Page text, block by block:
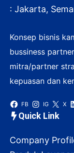
: Jakarta,
Konsep bisnis
bussiness
mitra/partner
kepuasan dan
FB IG X
Quick Link
Company